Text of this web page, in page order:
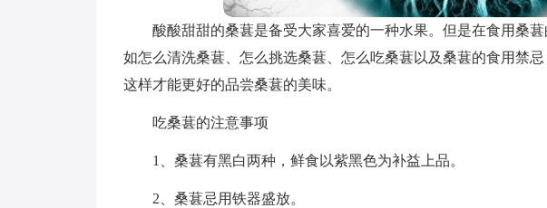
酸酸甜甜的桑葚是备受大家喜爱的一种水果。但是在食用桑
如怎么清洗桑葚、怎么挑选桑葚、怎么吃桑葚以及桑葚的食用禁
这样才能更好的品尝桑葚的美味。
吃桑葚的注意事项
1、桑葚有黑白两种，鲜食以紫黑色为补益上品。
2、桑葚忌用铁器盛放。